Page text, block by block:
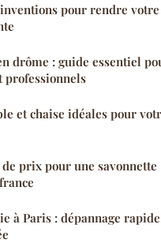
pour rendre
drôme : guide essentiel
et chaise idéales pour
prix pour une savonnette
à Paris : dépannage